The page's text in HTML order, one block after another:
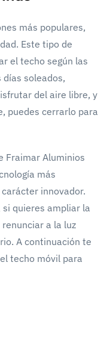
más populares,
Este tipo de
el techo según las
soleados,
del aire libre, y
puedes cerrarlo para
Fraimar Aluminios
más
innovador.
quieres ampliar la
a la luz
A continuación te
techo móvil para